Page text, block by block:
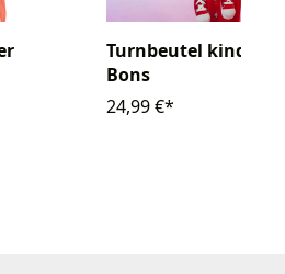
Turnbeutel kinder
Bons
24,99 €*